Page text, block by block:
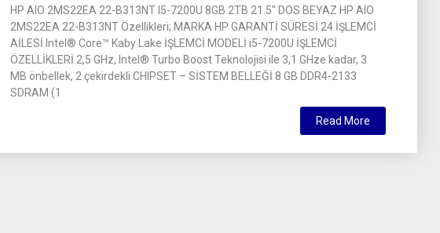
HP AIO 2MS22EA 22-B313NT I5-7200U 8GB 2TB 21.5″ DOS BEYAZ HP AIO
2MS22EA 22-B313NT Özellikleri; MARKA HP GARANTİ SÜRESİ 24 İŞLEMCİ
AİLESİ Intel® Core™ Kaby Lake İŞLEMCİ MODELİ i5-7200U İŞLEMCİ
ÖZELLİKLERİ 2,5 GHz, Intel® Turbo Boost Teknolojisi ile 3,1 GHze kadar, 3
MB önbellek, 2 çekirdekli CHIPSET – SİSTEM BELLEĞİ 8 GB DDR4-2133
SDRAM (1
Read More